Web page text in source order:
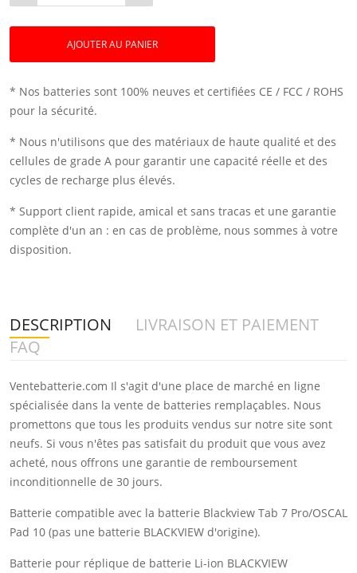
AJOUTER AU PANIER
* Nos batteries sont 100% neuves et certifiées CE / FCC / ROHS
pour la sécurité.
* Nous n'utilisons que des matériaux de haute qualité et des
cellules de grade A pour garantir une capacité réelle et des
cycles de recharge plus élevés.
* Support client rapide, amical et sans tracas et une garantie
complète d'un an : en cas de problème, nous sommes à votre
disposition.
DESCRIPTION
LIVRAISON ET PAIEMENT
FAQ
Ventebatterie.com Il s'agit d'une place de marché en ligne
spécialisée dans la vente de batteries remplaçables. Nous
promettons que tous les produits vendus sur notre site sont
neufs. Si vous n'êtes pas satisfait du produit que vous avez
acheté, nous offrons une garantie de remboursement
inconditionnelle de 30 jours.
Batterie compatible avec la batterie Blackview Tab 7 Pro/OSCAL
Pad 10 (pas une batterie BLACKVIEW d'origine).
Batterie pour réplique de batterie Li-ion BLACKVIEW